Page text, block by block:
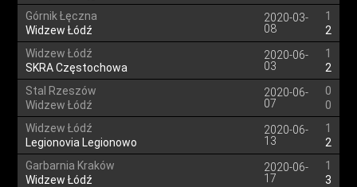
Górnik Łęczna
Widzew Łódź
2020-03-
08
1
2
Widzew Łódź
SKRA Częstochowa
2020-06-
03
1
2
Stal Rzeszów
Widzew Łódź
2020-06-
07
0
0
Widzew Łódź
Legionovia Legionowo
2020-06-
13
1
2
Garbarnia Kraków
Widzew Łódź
2020-06-
17
1
3